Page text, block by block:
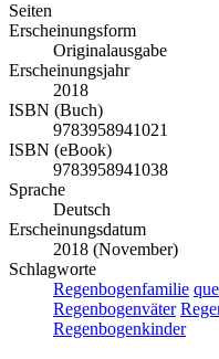
Seiten
Erscheinungsform
Originalausgabe
Erscheinungsjahr
2018
ISBN (Buch)
9783958941021
ISBN (eBook)
9783958941038
Sprache
Deutsch
Erscheinungsdatum
2018 (November)
Schlagworte
Regenbogenfamilie
Regenbogenväter
Regenbogenkinder